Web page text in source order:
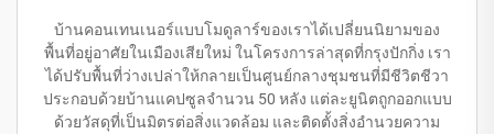
บ้านคอนเทนเนอร์แบบโมดูลาร์ของเราได้เปลี่ยนนิยามของ
พื้นที่อยู่อาศัยในเมืองเสียใหม่ ในโครงการล่าสุดที่กรุงปักกิ่ง เรา
ได้ปรับพื้นที่ว่างเปล่าให้กลายเป็นศูนย์กลางชุมชนที่มีชีวิตชีวา
ประกอบด้วยบ้านแคปซูลจำนวน 50 หลัง แต่ละยูนิตถูกออกแบบ
ด้วยวัสดุที่เป็นมิตรต่อสิ่งแวดล้อม และติดตั้งสิ่งอำนวยความ